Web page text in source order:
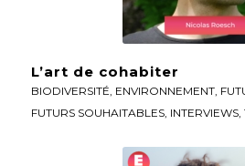
L’art de cohabiter
BIODIVERSITÉ ENVIRONNEMENT,
FUTURS SOUHAITABLES, INTERVIEWS,